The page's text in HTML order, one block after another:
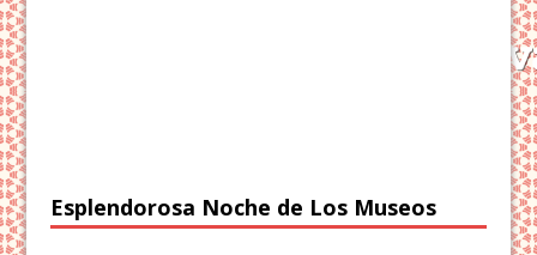
Esplendorosa Noche de Los Museos